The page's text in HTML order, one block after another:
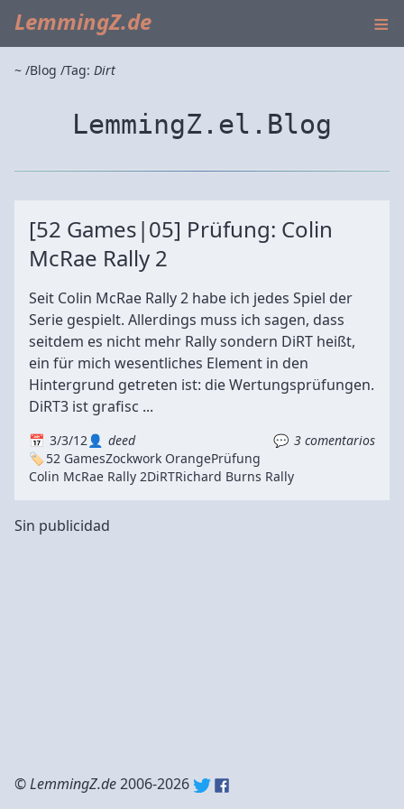
LemmingZ.de ≡
~ Blog Tag: Dirt
LemmingZ.el.Blog
[52 Games|05] Prüfung: Colin
McRae Rally 2
Seit Colin McRae Rally 2 habe ich jedes Spiel der
Serie gespielt. Allerdings muss ich sagen, dass
seitdem es nicht mehr Rally sondern DiRT heißt,
ein für mich wesentliches Element in den
Hintergrund getreten ist: die Wertungsprüfungen.
DiRT3 ist grafisc ...
3/3/12 deed
3 comentarios
52 GamesZockwork OrangePrüfung
Colin McRae Rally 2DiRTRichard Burns Rally
Sin publicidad
©LemmingZ.de2006-2026